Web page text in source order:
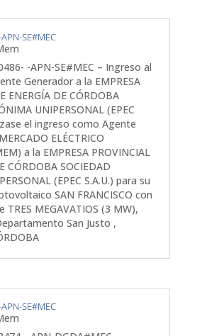
SE#MEC
-APN-SE#MEC – Ingreso al
Generador a la EMPRESA
ENERGÍA DE CÓRDOBA
UNIPERSONAL (EPEC
el ingreso como Agente
ELÉCTRICO
a la EMPRESA PROVINCIAL
CÓRDOBA SOCIEDAD
(EPEC S.A.U.) para su
SAN FRANCISCO con
TRES MEGAVATIOS (3 MW),
San Justo ,
SE#MEC